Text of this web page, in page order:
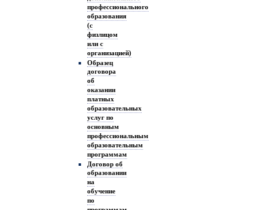
профессионального
образования
(с
физлицом
или с
организацией)
Образец
договора
об
оказании
платных
образовательных
услуг по
основным
профессиональным
образовательным
программам
Договор об
образовании
на
обучение
по